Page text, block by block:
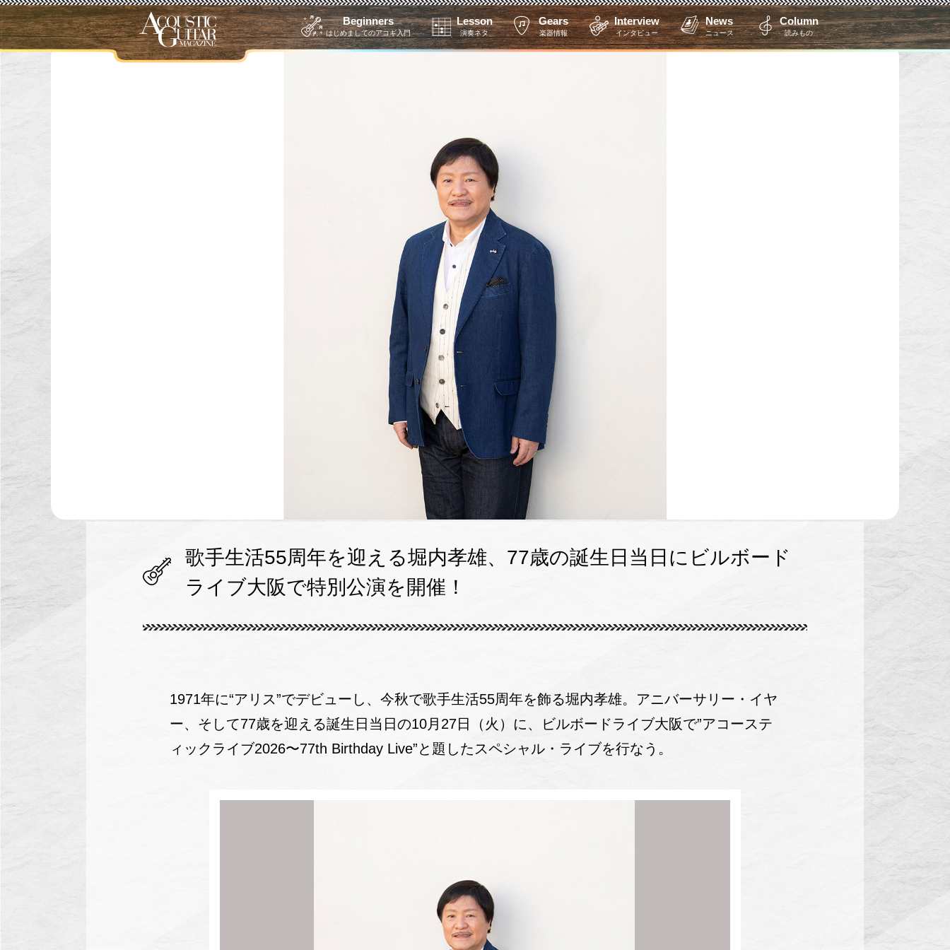
Beginners
はじめましてのアコギ入門
Lesson
演奏ネタ
Gears
楽器情報
Interview
インタビュー
News
ニュース
Column
読みもの
歌手生活55周年を迎える堀内孝雄、77歳の誕生日当日にビルボード
ライブ大阪で特別公演を開催！
1971年に“アリス”でデビューし、今秋で歌手生活55周年を飾る堀内孝雄。アニバーサリー・イヤ
ー、そして77歳を迎える誕生日当日の10月27日（火）に、ビルボードライブ大阪で”アコーステ
ィックライブ2026〜77th Birthday Live”と題したスペシャル・ライブを行なう。